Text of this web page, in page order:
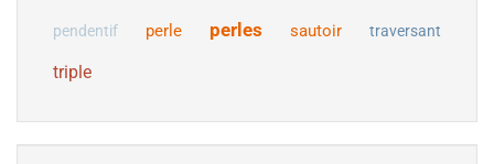
pendentif perle perles sautoir traversant
triple
Collier Pendentif Or Jaune ou Gris 18 carats avec
530,00 €